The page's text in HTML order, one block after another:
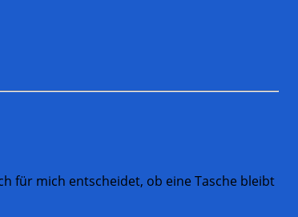
für mich entscheidet, ob eine Tasche bleibt